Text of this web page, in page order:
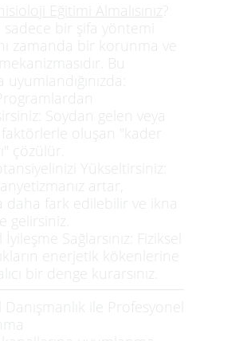
Eğitimi Almalısınız
sadece bir şifa yöntemi
zamanda bir korunma ve
Bu
uyumlandığınızda:
Soydan gelen veya
oluşan "kader
çözülür.
Yükseltirsiniz:
artar,
daha fark edilebilir ve ikna
gelirsiniz.
Sağlarsınız: Fiziksel
enerjetik kökenlerine
bir denge kurarsınız.
ile Profesyonel